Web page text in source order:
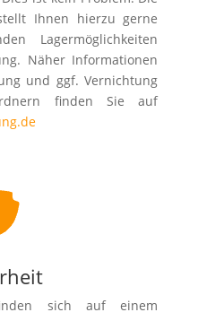
Ihnen hierzu gerne
Lagermöglichkeiten
Näher Informationen
und ggf. Vernichtung
finden Sie auf
sich auf einem